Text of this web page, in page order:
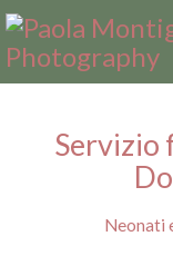
Servizio
Neonati